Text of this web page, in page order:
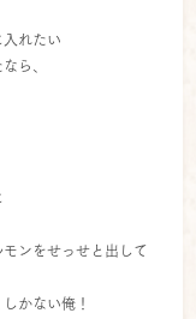
れたい
ら、
ンをせっせと出して
かない俺！